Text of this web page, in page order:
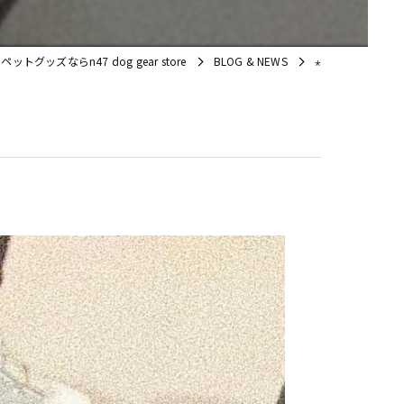
ットグッズならn47 dog gear store BLOG & NEWS ⋆